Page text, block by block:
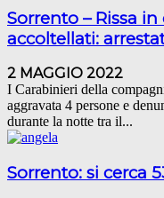
Sorrento – Rissa
accoltellati:
2 MAGGIO 2022
I Carabinieri della
aggravata 4 persone e
durante la notte tra il...
Sorrento: si cerca